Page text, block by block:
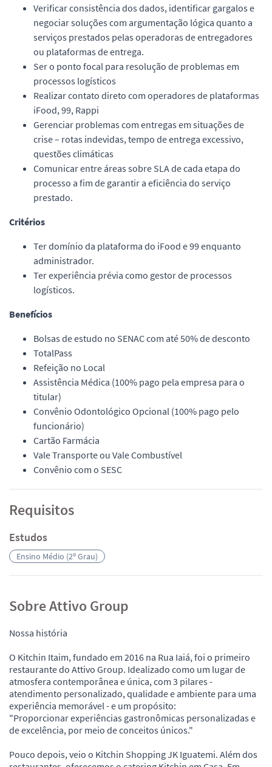
Verificar consistência dos dados, identificar gargalos e
negociar soluções com argumentação lógica quanto a
serviços prestados pelas operadoras de entregadores
ou plataformas de entrega.
Ser o ponto focal para resolução de problemas em
processos logísticos
Realizar contato direto com operadores de plataformas
iFood, 99, Rappi
Gerenciar problemas com entregas em situações de
crise – rotas indevidas, tempo de entrega excessivo,
questões climáticas
Comunicar entre áreas sobre SLA de cada etapa do
processo a fim de garantir a eficiência do serviço
prestado.
Critérios
Ter domínio da plataforma do iFood e 99 enquanto
administrador.
Ter experiência prévia como gestor de processos
logísticos.
Benefícios
Bolsas de estudo no SENAC com até 50% de desconto
TotalPass
Refeição no Local
Assistência Médica (100% pago pela empresa para o
titular)
Convênio Odontológico Opcional (100% pago pelo
funcionário)
Cartão Farmácia
Vale Transporte ou Vale Combustível
Convênio com o SESC
Requisitos
Estudos
Ensino Médio (2º Grau)
Sobre Attivo Group
Nossa história
O Kitchin Itaim, fundado em 2016 na Rua Iaiá, foi o primeiro
restaurante do Attivo Group. Idealizado como um lugar de
atmosfera contemporânea e única, com 3 pilares -
atendimento personalizado, qualidade e ambiente para uma
experiência memorável - e um propósito:
"Proporcionar experiências gastronômicas personalizadas e
de excelência, por meio de conceitos únicos."
Pouco depois, veio o Kitchin Shopping JK Iguatemi. Além dos